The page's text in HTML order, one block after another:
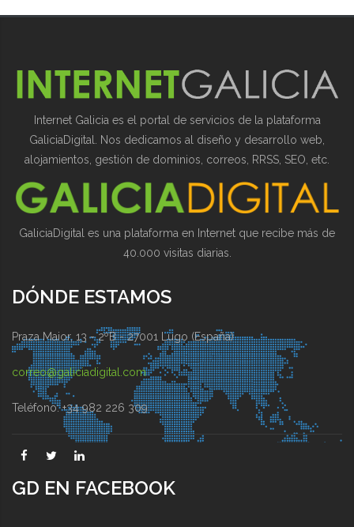
Internet Galicia es el portal de servicios de la plataforma
GaliciaDigital. Nos dedicamos al diseño y desarrollo web,
alojamientos, gestión de dominios, correos, RRSS, SEO, etc.
GaliciaDigital es una plataforma en Internet que recibe más de
40.000 visitas diarias.
DÓNDE ESTAMOS
Praza Maior, 13 - 2ºB - 27001 Lugo (España)
correo@galiciadigital.com
Teléfono: +34 982 226 309
GD EN FACEBOOK